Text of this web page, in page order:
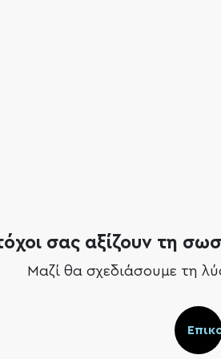
σας αξίζουν τη
Μαζί θα σχεδιάσουμε τη